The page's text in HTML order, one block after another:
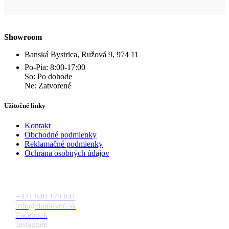
Showroom
Banská Bystrica, Ružová 9, 974 11
Po-Pia: 8:00-17:00
So: Po dohode
Ne: Zatvorené
Užitočné linky
Kontakt
Obchodné podmienky
Reklamačné podmienky
Ochrana osobných údajov
+421 940 179 841
info@domdveri.sk
Facebook
Instagram